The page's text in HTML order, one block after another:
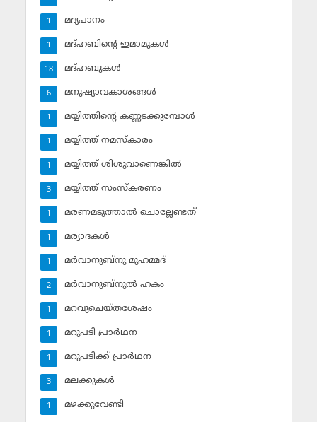
മദ്യപാനം
1
മദ്ഹബിന്റെ ഇമാമുകള്‍
1
മദ്ഹബുകള്‍
18
മനുഷ്യാവകാശങ്ങള്‍
6
മയ്യിത്തിന്റെ കണ്ണടക്കുമ്പോള്‍
1
മയ്യിത്ത് നമസ്‌കാരം
1
മയ്യിത്ത് ശിശുവാണെങ്കില്‍
1
മയ്യിത്ത് സംസ്‌കരണം
3
മരണമടുത്താല്‍ ചൊല്ലേണ്ടത്
1
മര്യാദകള്‍
1
മര്‍വാനുബ്‌നു മുഹമ്മദ്
1
മര്‍വാനുബ്‌നുല്‍ ഹകം
2
മറവുചെയ്തശേഷം
1
മറുപടി പ്രാര്‍ഥന
1
മറുപടിക്ക് പ്രാര്‍ഥന
1
മലക്കുകള്‍
3
മഴക്കുവേണ്ടി
1